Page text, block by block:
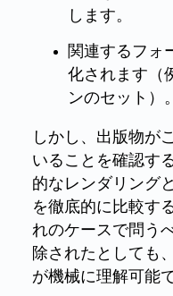
します。
関連するフォ
化されます（
ンのセット）。
しかし、出版物が
いることを確認す
的なレンダリング
を徹底的に比較す
れのケースで問う
除されたとしても
が機械に理解可能